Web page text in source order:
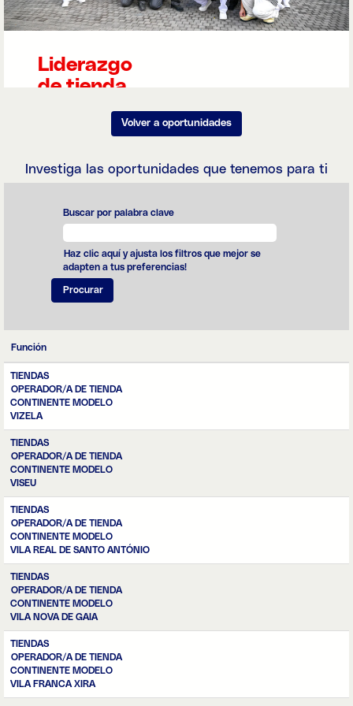
bolsas de los
clientes. Para
personal es
experto en venta
minorista de
continua todos
Liderazgo
de tienda
El liderazgo en un
comercial y
enfoque en las
que coordinar
operaciones,
nuestros líderes
sean capaces de
implicar, inspirar y
supervisar de
cerca a sus
Volver a oportunidades
Investiga las oportunidades que tenemos para ti
Buscar por palabra clave
Haz clic aquí y ajusta los filtros que mejor se
adapten a tus preferencias!
Función
TIENDAS
OPERADOR/A DE TIENDA
CONTINENTE MODELO
VIZELA
TIENDAS
OPERADOR/A DE TIENDA
CONTINENTE MODELO
VISEU
TIENDAS
OPERADOR/A DE TIENDA
CONTINENTE MODELO
VILA REAL DE SANTO ANTÓNIO
TIENDAS
OPERADOR/A DE TIENDA
CONTINENTE MODELO
VILA NOVA DE GAIA
TIENDAS
OPERADOR/A DE TIENDA
CONTINENTE MODELO
VILA FRANCA XIRA